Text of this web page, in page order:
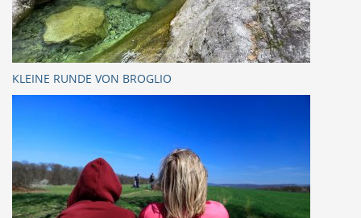
KLEINE RUNDE VON BROGLIO